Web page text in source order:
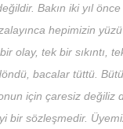
Bakın iki yıl önce
hepimizin
olay, tek bir sıkıntı,
bacalar tüttü.
için çaresiz değiliz
bir sözleşmedir.